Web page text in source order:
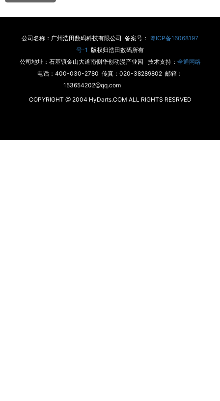
公司名称：广州浩田数码科技有限公司 备案号： 粤ICP备16068197
号-1 版权归浩田数码所有
公司地址：石基镇金山大道南侧华创动漫产业园 技术支持： 全通网络
电话：400-030-2780 传真：020-38289802 邮箱：
153654202@qq.com
COPYRIGHT @ 2004 HyDarts.COM ALL RIGHTS RESRVED